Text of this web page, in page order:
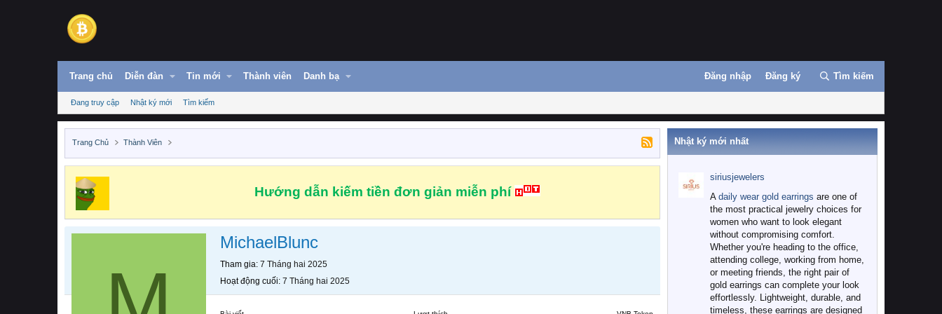
Trang chủ Diễn đàn Tin mới Thành viên Danh bạ Đăng nhập Đăng ký Tìm kiếm
Đang truy cập Nhật ký mới Tìm kiếm
Trang Chủ Thành Viên
Hướng dẫn kiếm tiền đơn giản miễn phí
MichaelBlunc
Tham gia 7 Tháng hai 2025
Hoạt động cuối 7 Tháng hai 2025
Nhật ký mới nhất
siriusjewelers
A daily wear gold earrings are one of
the most practical jewelry choices for
women who want to look elegant
without compromising comfort.
Whether you're heading to the office,
attending college, working from home,
or meeting friends, the right pair of
gold earrings can complete your look
effortlessly. Lightweight, durable, and
timeless, these earrings are designed